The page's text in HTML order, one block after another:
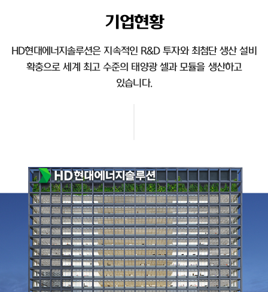
기업현황
HD현대에너지솔루션은 지속적인 R&D 투자와 최첨단 생산 설비
확충으로 세계 최고 수준의 태양광 셀과 모듈을 생산하고
있습니다.